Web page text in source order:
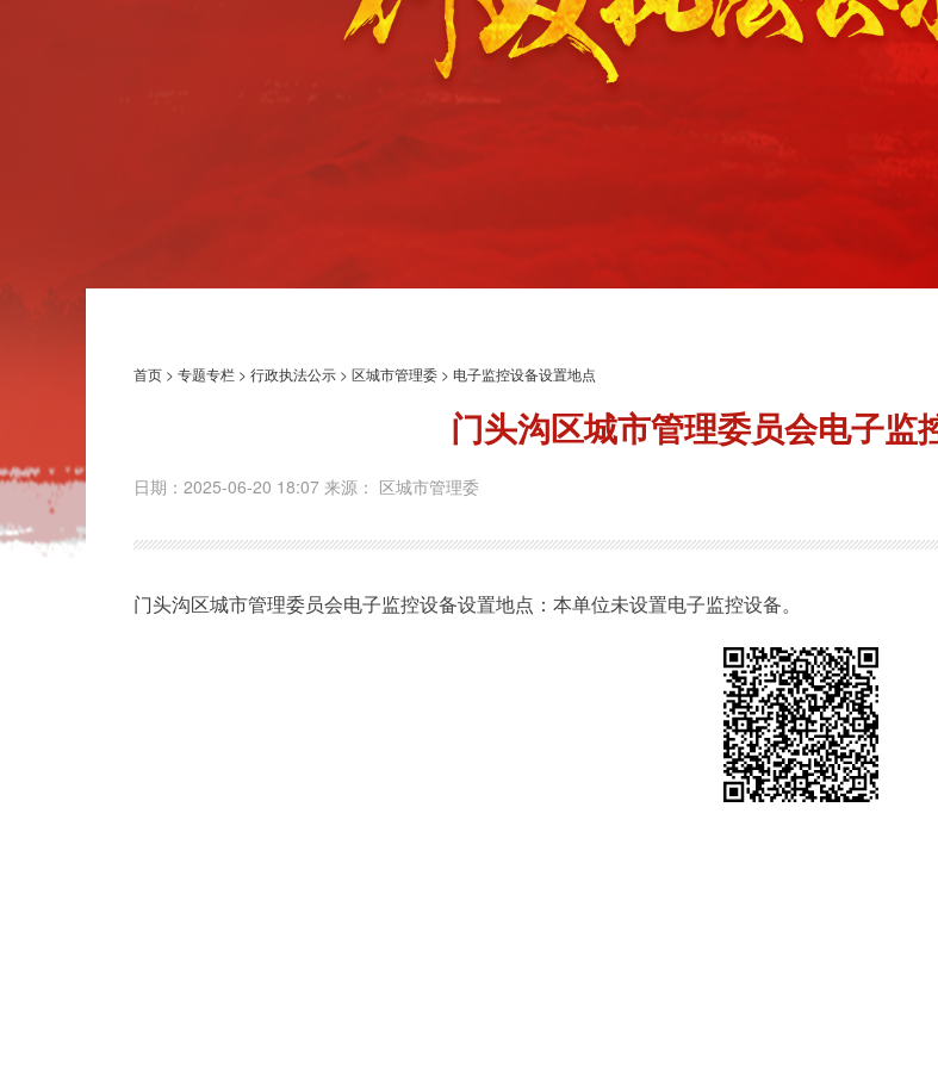
首页 >专题专栏 >行政执法公示 >区城市管理委 > 电子监控设备设置地点
门头沟区城市管理委员会电子监
日期：2025-06-20 18:07 来源： 区城市管理委
门头沟区城市管理委员会电子监控设备设置地点：本单位未设置电子监控设备。